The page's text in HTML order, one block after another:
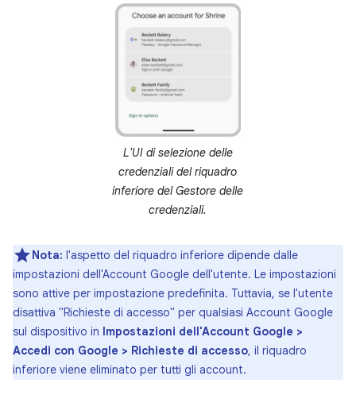
L'UI di selezione delle
credenziali del riquadro
inferiore del Gestore delle
credenziali.
Nota: l'aspetto del riquadro inferiore dipende dalle
impostazioni dell'Account Google dell'utente. Le impostazioni
sono attive per impostazione predefinita. Tuttavia, se l'utente
disattiva "Richieste di accesso" per qualsiasi Account Google
sul dispositivo in Impostazioni dell'Account Google >
Accedi con Google > Richieste di accesso, il riquadro
inferiore viene eliminato per tutti gli account.